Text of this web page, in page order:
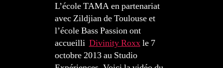
L’école TAMA en partenariat
avec Zildjian de Toulouse et
l’école Bass Passion ont
accueilli Divinity Roxxle 7
octobre 2013 au Studio